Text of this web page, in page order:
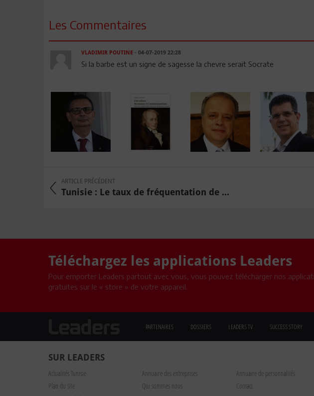
Les Commentaires
VLADIMIR POUTINE- 04-07-2019 22:28
Si la barbe est un signe de sagesse la chevre serait Socrate
ARTICLE PRÉCÉDENT
Tunisie : Le taux de fréquentation de ...
Téléchargez les applications Leaders
Pour emporter Leaders partout avec vous, vous pouvez télécharger nos
gratuites sur le « store » de votre appareil.
PARTENAIRES DOSSIERS LEADERS TV SUCCESS STORY
SUR LEADERS
Actualités Tunisie Annuaire des entreprises
Annuaire de personnalités
Plan du site
Qui sommes nous
Contact